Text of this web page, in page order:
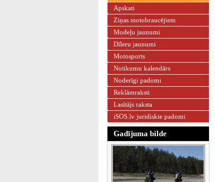
Apskati
Ziņas motobraucējiem
Modeļu jaunumi
Dīleru jaunumi
Motosports
Notikumu kalendārs
Noderīgi padomi
Reklāmraksti
Lasītājs raksta
iSOS.lv juridiskie padomi
Gadījuma bilde